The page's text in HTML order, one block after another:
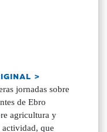
>
jornadas sobre
de Ebro
agricultura y
que